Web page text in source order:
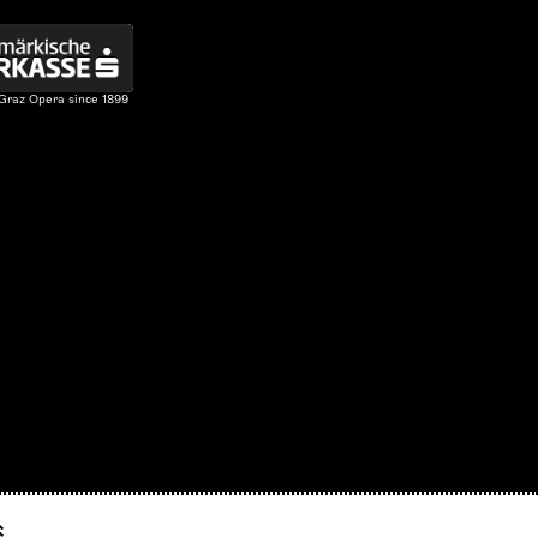
Opera since 1899